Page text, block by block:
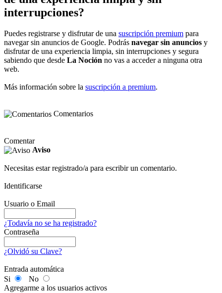
interrupciones?
Puedes registrarse y disfrutar de una suscripción premium para
navegar sin anuncios de Google. Podrás navegar sin anuncios y
disfrutar de una experiencia limpia, sin interrupciones y segura
sabiendo que desde La Noción no vas a acceder a ninguna otra
web.
Más información sobre la suscripción a premium.
Comentarios
Comentar
Aviso
Necesitas estar registrado/a para escribir un comentario.
Identificarse
Usuario o Email
¿Todavía no se ha registrado?
Contraseña
¿Olvidó su Clave?
Entrada automática
Si
No
Agregarme a los usuarios activos